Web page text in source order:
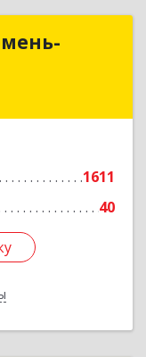
1611
40
"Тюмень-
Подробнее